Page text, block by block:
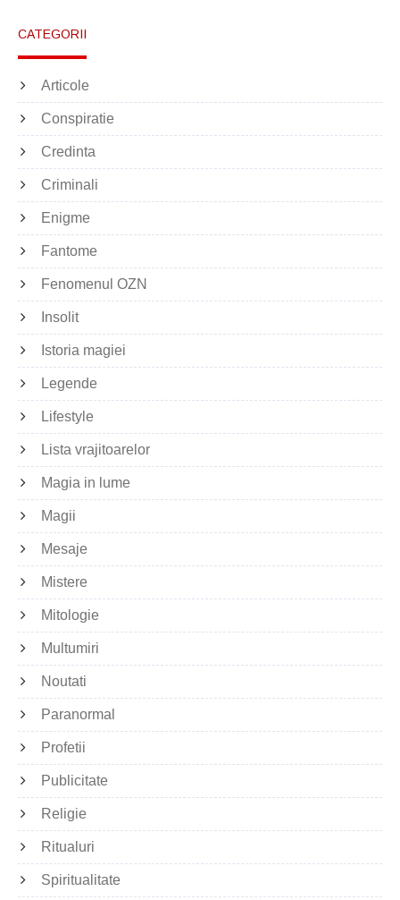
CATEGORII
Articole
Conspiratie
Credinta
Criminali
Enigme
Fantome
Fenomenul OZN
Insolit
Istoria magiei
Legende
Lifestyle
Lista vrajitoarelor
Magia in lume
Magii
Mesaje
Mistere
Mitologie
Multumiri
Noutati
Paranormal
Profetii
Publicitate
Religie
Ritualuri
Spiritualitate